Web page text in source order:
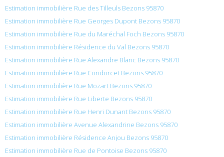
Estimation immobilière Rue des Tilleuls Bezons 95870
Estimation immobilière Rue Georges Dupont Bezons 95870
Estimation immobilière Rue du Maréchal Foch Bezons 95870
Estimation immobilière Résidence du Val Bezons 95870
Estimation immobilière Rue Alexandre Blanc Bezons 95870
Estimation immobilière Rue Condorcet Bezons 95870
Estimation immobilière Rue Mozart Bezons 95870
Estimation immobilière Rue Liberte Bezons 95870
Estimation immobilière Rue Henri Dunant Bezons 95870
Estimation immobilière Avenue Alexandrine Bezons 95870
Estimation immobilière Résidence Anjou Bezons 95870
Estimation immobilière Rue de Pontoise Bezons 95870